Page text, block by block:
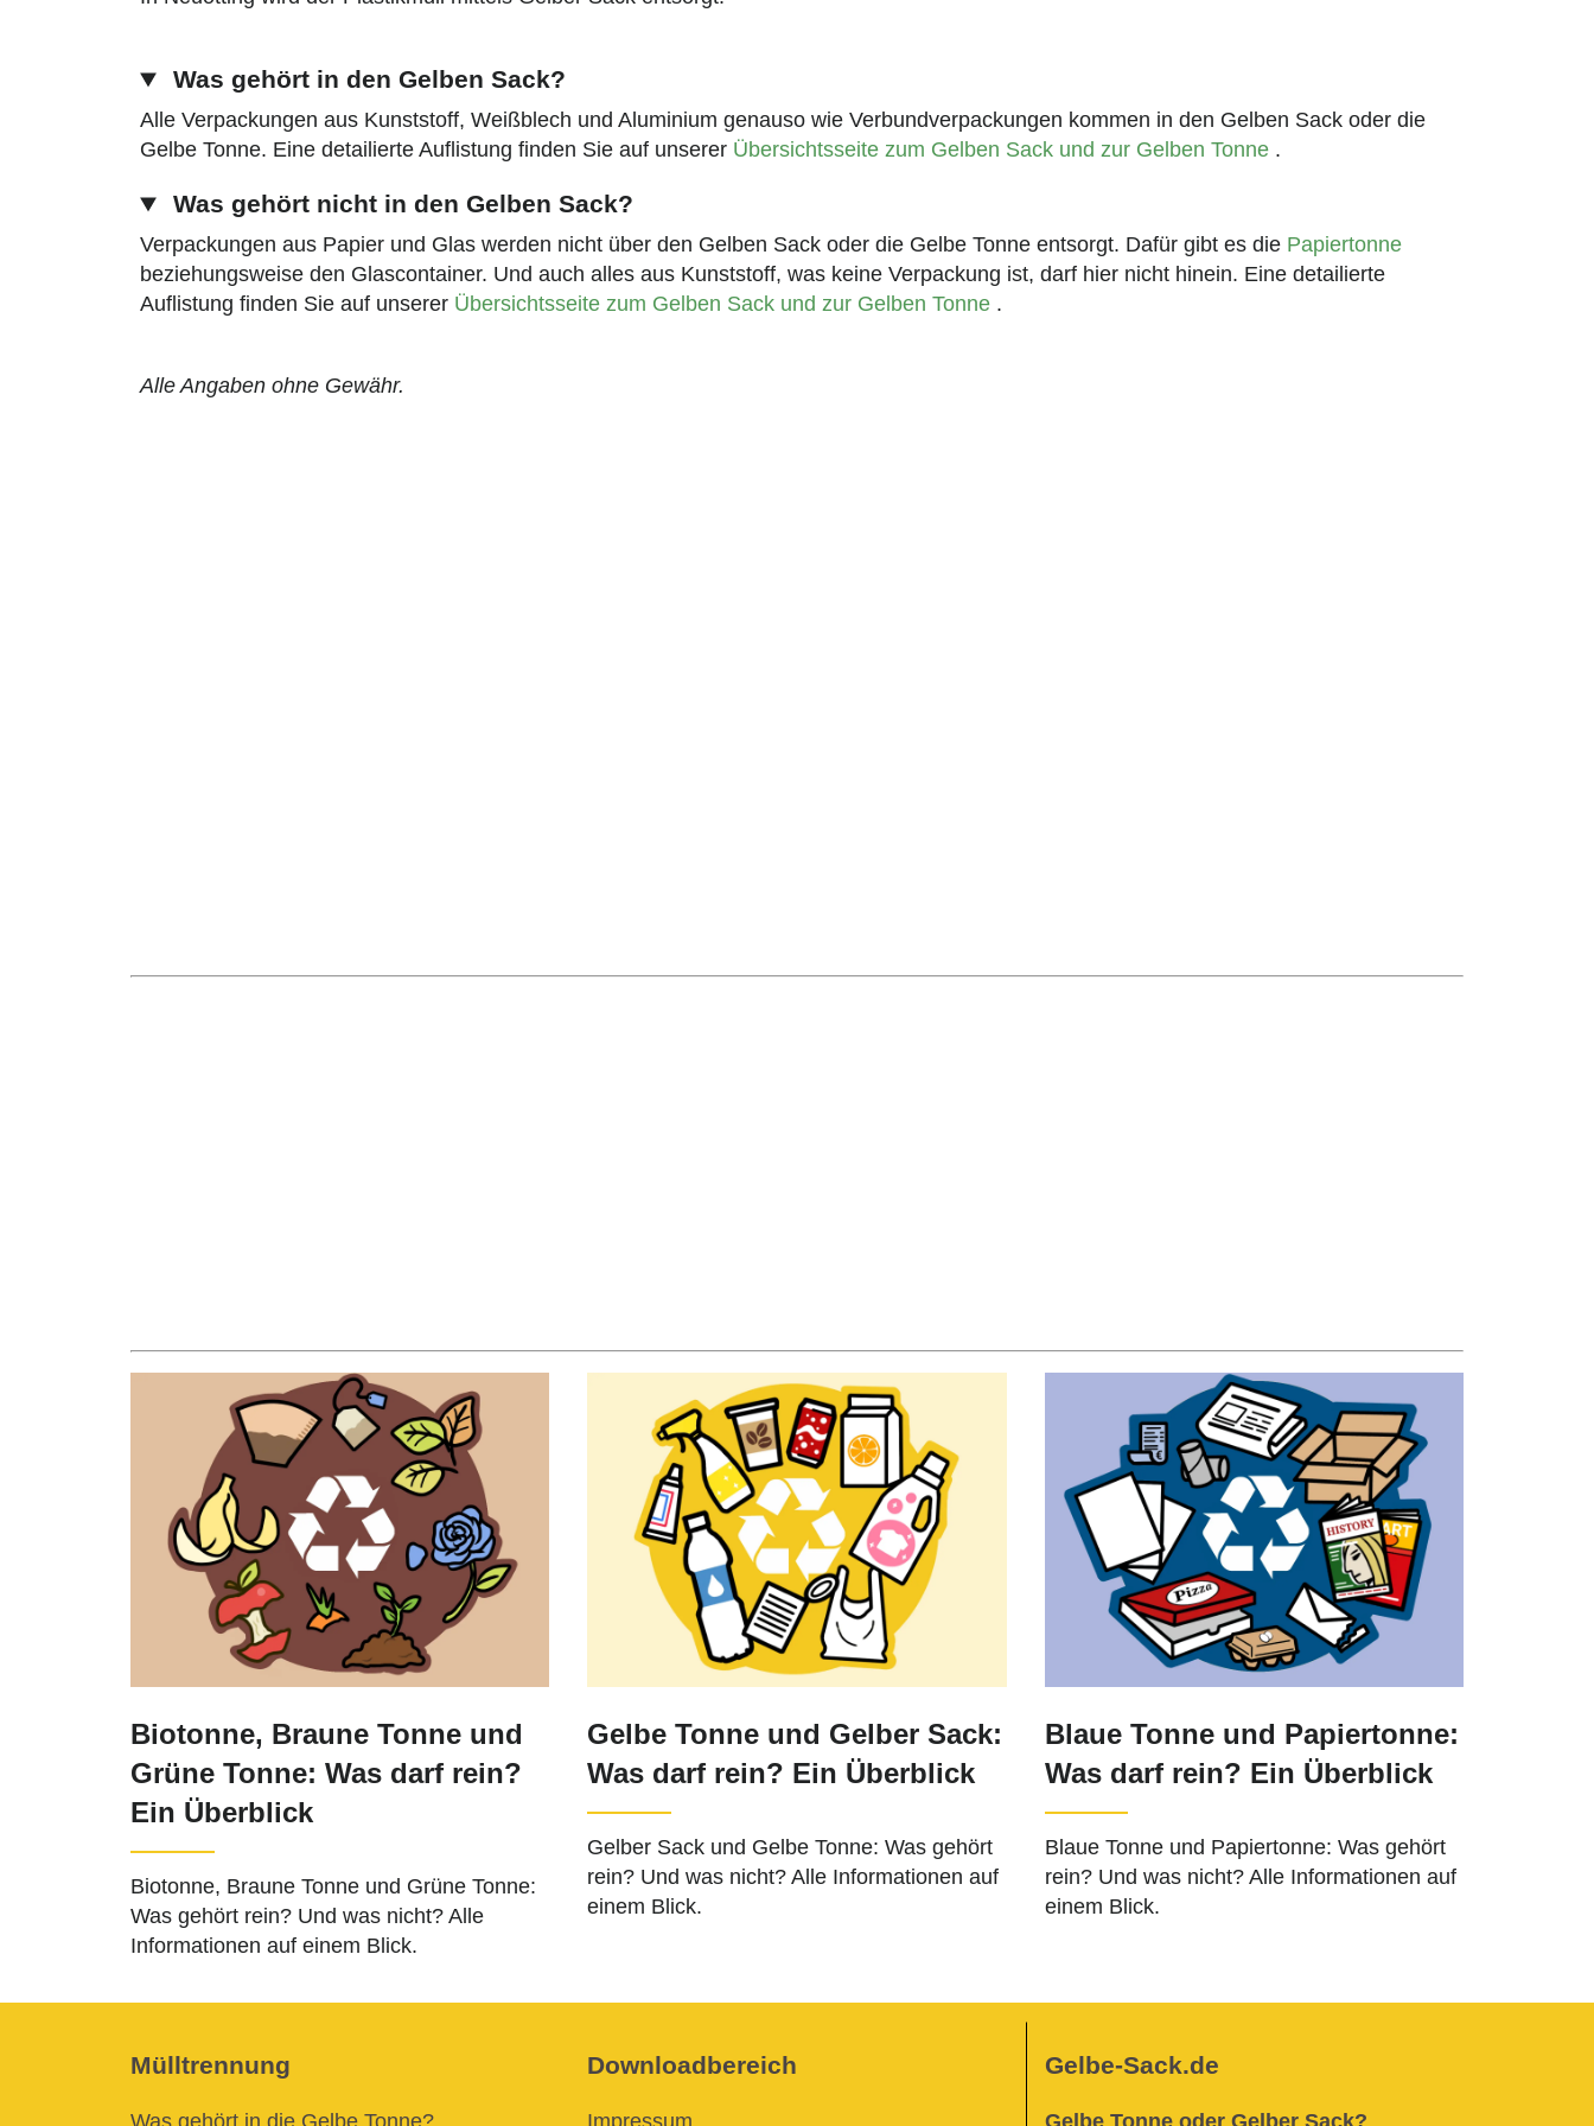
Was gehört in den Gelben Sack?
Alle Verpackungen aus Kunststoff, Weißblech und Aluminium genauso wie Verbundverpackungen kommen in den Gelben Sack oder die
Gelbe Tonne. Eine detailierte Auflistung finden Sie auf unserer Übersichtsseite zum Gelben Sack und zur Gelben Tonne .
Was gehört nicht in den Gelben Sack?
Verpackungen aus Papier und Glas werden nicht über den Gelben Sack oder die Gelbe Tonne entsorgt. Dafür gibt es die Papiertonne
beziehungsweise den Glascontainer. Und auch alles aus Kunststoff, was keine Verpackung ist, darf hier nicht hinein. Eine detailierte
Auflistung finden Sie auf unserer Übersichtsseite zum Gelben Sack und zur Gelben Tonne .
Alle Angaben ohne Gewähr.
Biotonne, Braune Tonne und
Grüne Tonne: Was darf rein?
Ein Überblick
Biotonne, Braune Tonne und Grüne Tonne:
Was gehört rein? Und was nicht? Alle
Informationen auf einem Blick.
Gelbe Tonne und Gelber Sack:
Was darf rein? Ein Überblick
Gelber Sack und Gelbe Tonne: Was gehört
rein? Und was nicht? Alle Informationen auf
einem Blick.
Blaue Tonne und Papiertonne:
Was darf rein? Ein Überblick
Blaue Tonne und Papiertonne: Was gehört
rein? Und was nicht? Alle Informationen auf
einem Blick.
Gelbe-Sack.de
Mülltrennung Downloadbereich